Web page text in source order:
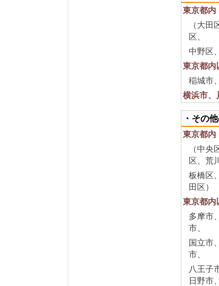
東京都内
（大
区、
中野区
東京都内
稲城市
横浜市、
・その
東京都内
（中
区、荒
板橋区
田区）
東京都内
多摩市
市、
国立市
市、
八王子
日野市